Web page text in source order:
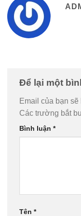
Để lại một
Email của bạn
Các trường bắt
Bình luận *
Tên *